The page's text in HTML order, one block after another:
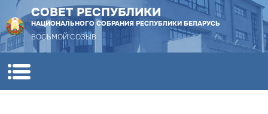
СОВЕТ РЕСПУБЛИКИ
НАЦИОНАЛЬНОГО СОБРАНИЯ РЕСПУБЛИКИ БЕЛАРУСЬ
ВОСЬМОЙ СОЗЫВ